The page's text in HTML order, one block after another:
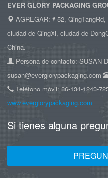
EVER GLORY PACKAGING
AGREGAR: # 52,
ciudad de QingXi, ciudad de
China.
Persona de contacto: SUSAN
susan@everglorypackaging.com
Teléfono móvil: 86-134-1243-
www.everglorypackaging.com
Si tienes alguna